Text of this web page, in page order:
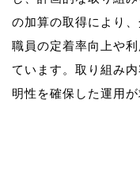
の加算の取得により
職員の定着率向上や
ています。取り組み